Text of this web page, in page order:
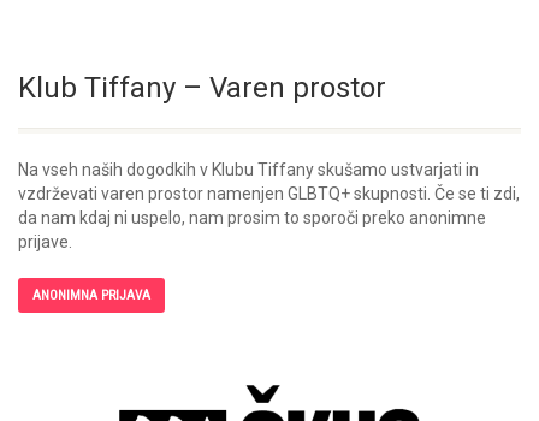
Klub Tiffany – Varen prostor
Na vseh naših dogodkih v Klubu Tiffany skušamo ustvarjati in
vzdrževati varen prostor namenjen GLBTQ+ skupnosti. Če se ti zdi,
da nam kdaj ni uspelo, nam prosim to sporoči preko anonimne
prijave.
ANONIMNA PRIJAVA